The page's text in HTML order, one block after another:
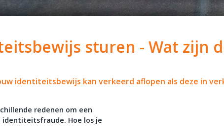
sturen - Wat zijn
identiteitsbewijs kan verkeerd aflopen als deze in
redenen om een
Hoe los je